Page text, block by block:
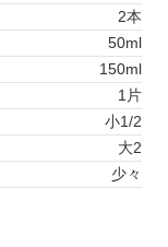
2本
50ml
150ml
1片
小1/2
大2
少々